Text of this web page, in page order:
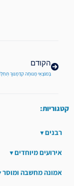
הקודם
קטגוריות:
רבנים
אירועים מיוחדים
אמונה מחשבה ומוסר